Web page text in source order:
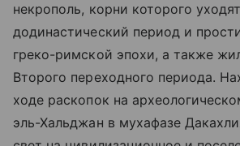
некрополь, корни которого
додинастический период и
греко-римской эпохи, а также
Второго переходного периода.
ходе раскопок на
эль-Хальджан в мухафазе